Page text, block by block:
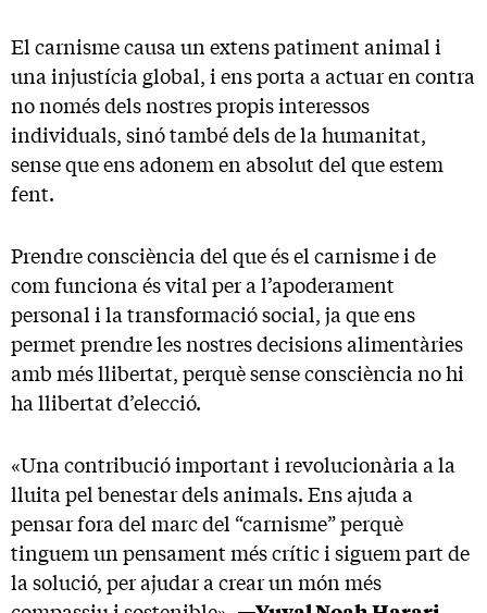
El carnisme causa un extens patiment animal i
una injustícia global, i ens porta a actuar en contra
no només dels nostres propis interessos
individuals, sinó també dels de la humanitat,
sense que ens adonem en absolut del que estem
fent.
Prendre consciència del que és el carnisme i de
com funciona és vital per a l’apoderament
personal i la transformació social, ja que ens
permet prendre les nostres decisions alimentàries
amb més llibertat, perquè sense consciència no hi
ha llibertat d’elecció.
«Una contribució important i revolucionària a la
lluita pel benestar dels animals. Ens ajuda a
pensar fora del marc del “carnisme” perquè
tinguem un pensament més crític i siguem part de
la solució, per ajudar a crear un món més